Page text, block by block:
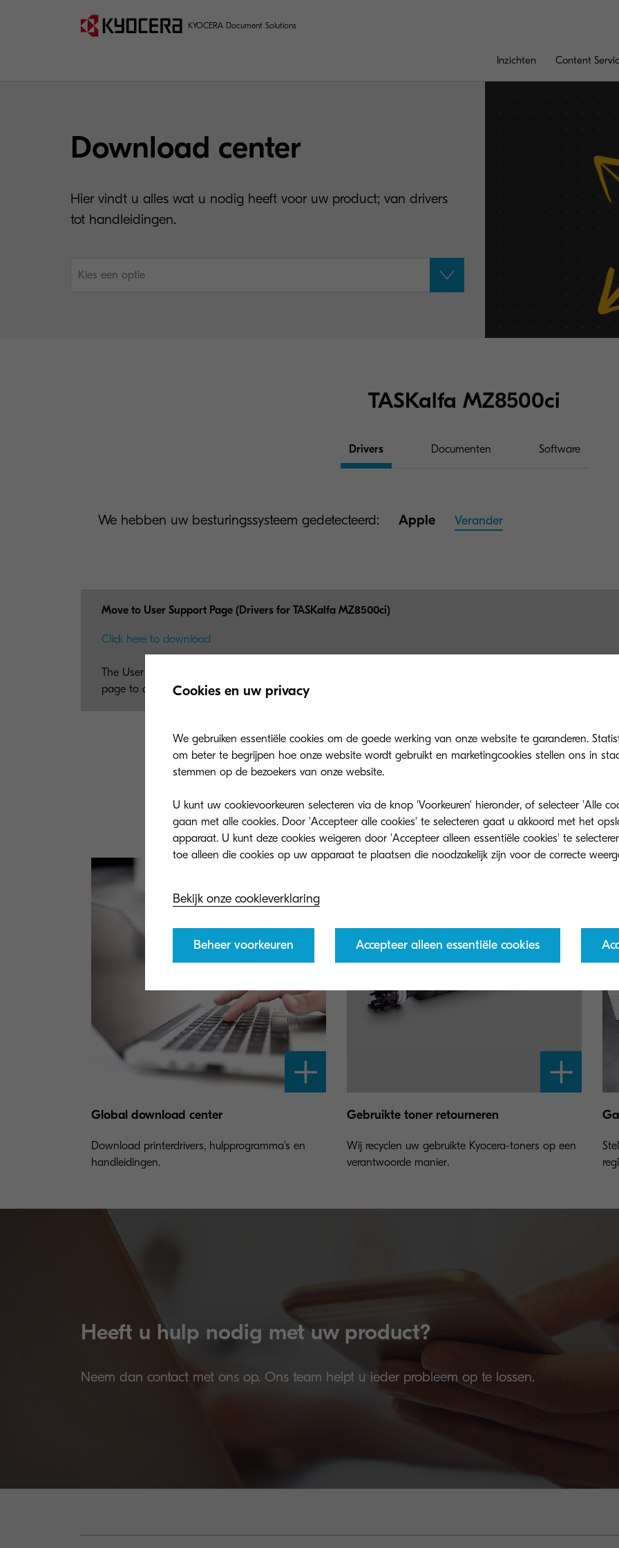
KYOCERA Document Solutions
Inzichten Content
Download center
Hier vindt u alles wat u nodig heeft voor uw product; van drivers
tot handleidingen.
Kies een optie
TASKalfa MZ8500ci
Drivers Documenten Software
We hebben uw besturingssysteem gedetecteerd: Apple Verander
Move to User Support Page (Drivers for TASKalfa MZ8500ci)
Click here to download
The User Support Page provides information on setup methods, DVD contents, consumable replacement
page to download DVD contents such as Drivers, Utilities, and User Manuals.
Niet gevonden wat u zocht?
Kijk dan op het Global download center
Global download center
Download printerdrivers, hulpprogramma's en
handleidingen.
Gebruikte toner retourneren
Wij recyclen uw gebruikte Kyocera-toners op een
verantwoorde manier.
Heeft u hulp nodig met uw product?
Neem dan contact met ons op. Ons team helpt u ieder probleem op te lossen.
Cookies en uw privacy
We gebruiken essentiële cookies om de goede werking van onze website te garanderen.
om beter te begrijpen hoe onze website wordt gebruikt en marketingcookies stellen ons in
stemmen op de bezoekers van onze website.
U kunt uw cookievoorkeuren selecteren via de knop 'Voorkeuren' hieronder, of selecteer 'Alle
gaan met alle cookies. Door 'Accepteer alle cookies' te selecteren gaat u akkoord met het
apparaat. U kunt deze cookies weigeren door 'Accepteer alleen essentiële cookies' te
Bekijk onze cookieverklaring
Beheer voorkeuren Accepteer alleen essentiële cookies